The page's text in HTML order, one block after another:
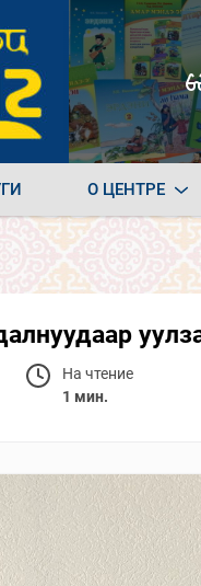
О ЦЕНТРЕ
На чтение
1 мин.